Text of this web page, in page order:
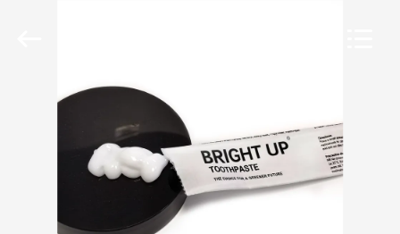
MAISON
PRODUITS